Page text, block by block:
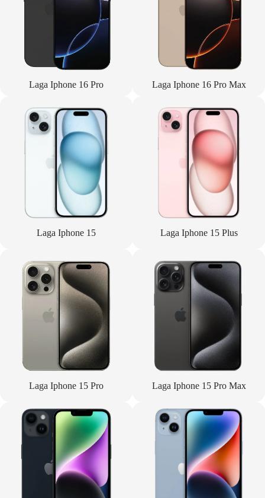
Laga Iphone 16 Pro Laga Iphone 16 Pro Max
Laga Iphone 15 Laga Iphone 15 Plus
Laga Iphone 15 Pro Laga Iphone 15 Pro Max